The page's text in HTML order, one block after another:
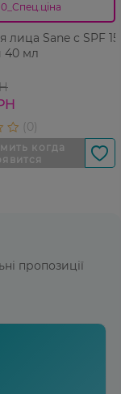
0_Спец.ціна
лица Sane с SPF 15
40 мл
пропозиції